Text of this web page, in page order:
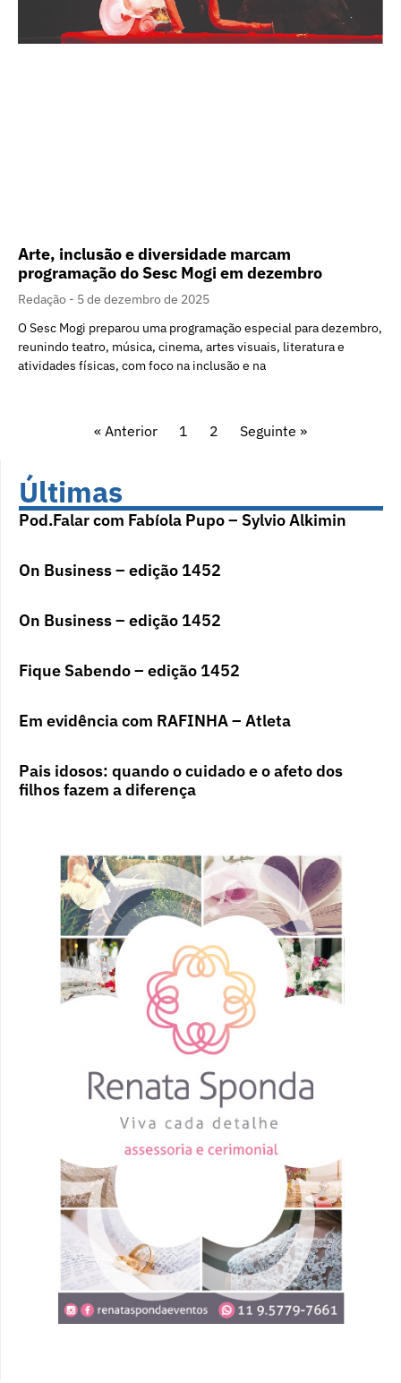
Arte, inclusão e diversidade marcam
programação do Sesc Mogi em dezembro
Redação
5 de dezembro de 2025
O Sesc Mogi preparou uma programação especial para dezembro,
reunindo teatro, música, cinema, artes visuais, literatura e
atividades físicas, com foco na inclusão e na
« Anterior 1 2 Seguinte »
Últimas
Pod.Falar com Fabíola Pupo – Sylvio Alkimin
On Business – edição 1452
On Business – edição 1452
Fique Sabendo – edição 1452
Em evidência com RAFINHA – Atleta
Pais idosos: quando o cuidado e o afeto dos
filhos fazem a diferença